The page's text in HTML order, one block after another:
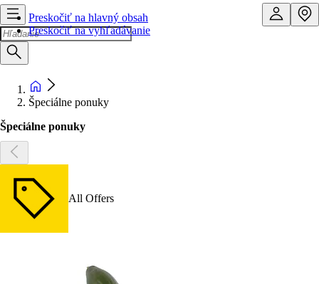
Preskočiť na hlavný obsah
Preskočiť na vyhľadávanie
Špeciálne ponuky
Špeciálne ponuky
All Offers